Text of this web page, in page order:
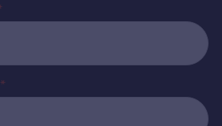
*